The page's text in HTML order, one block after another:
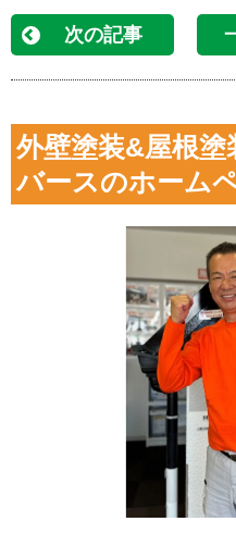
次の記事
外壁塗装&屋根塗
バースのホーム